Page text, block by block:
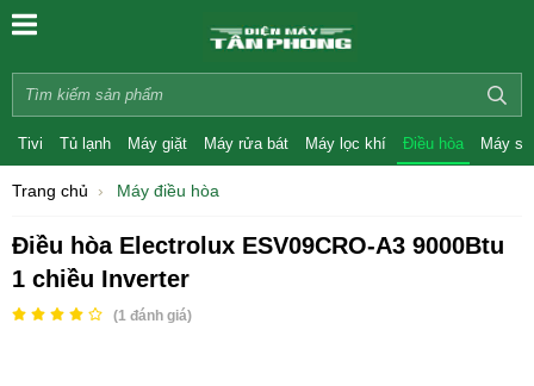
Tivi Tủ lạnh Máy giặt Máy rửa bát Máy lọc khí Điều hòa Máy
Trang chủ Máy điều hòa
Điều hòa Electrolux ESV09CRO-A3 9000Btu
1 chiều Inverter
(1 đánh giá)